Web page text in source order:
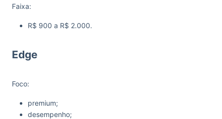
Faixa:
R$ 900 a R$ 2.000.
Edge
Foco:
premium;
desempenho;